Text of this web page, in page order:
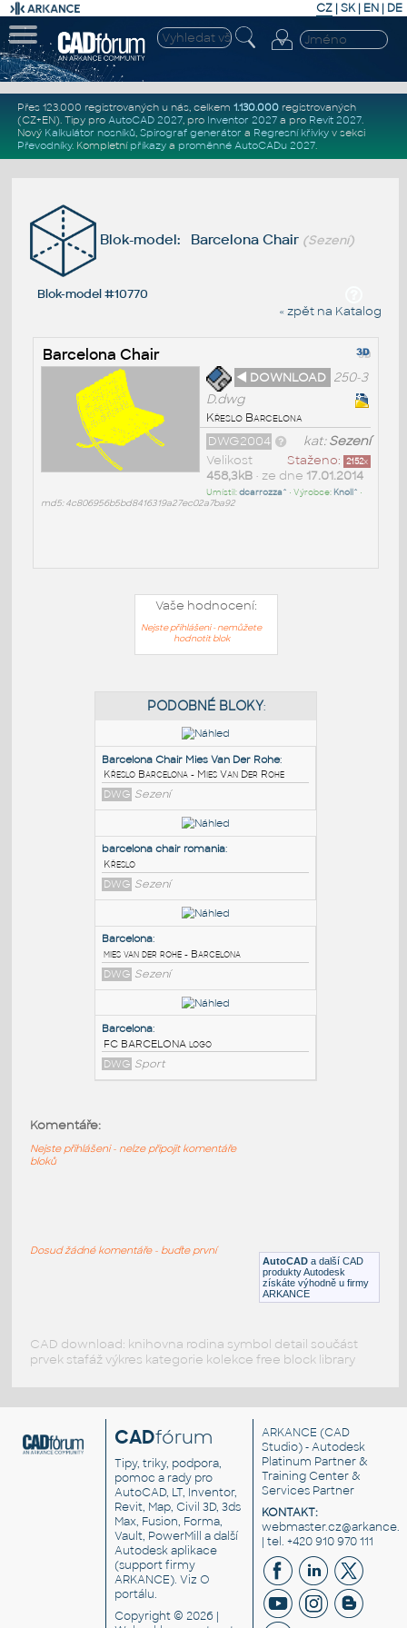
CZ | SK| EN | DE
Přes 123.000 registrovaných u nás, celkem 1.130.000registrovaných
(CZ+EN). Tipy pro AutoCAD 2027, pro Inventor 2027a pro Revit 2027.
Nový Kalkulátor nosníků, Spirograf generátor a Regresní křivkyv sekci
Převodníky. Kompletní příkazya proměnné AutoCADu 2027.
Blok-model: Barcelona Chair (Sezení)
Blok-model #10770
« zpět na Katalog
Barcelona Chair
◄ DOWNLOAD 250-3
D.dwg
Křeslo Barcelona
kat:Sezení
DWG2004
Staženo: 2152x
Velikost
458,3kB• ze dne 17.01.2014
Umístil:dcarrozza^ • Výrobce: Knoll^ •
md5: 4c806956b5bd8416319a27ec02a7ba92
Vaše hodnocení:
Nejste přihlášeni - nemůžete
hodnotit blok
PODOBNÉ BLOKY
Barcelona Chair Mies Van Der Rohe
Křeslo Barcelona - Mies Van Der Rohe
DWG
barcelona chair romania
Křeslo
DWG Sezení
DWG Sezení
DWG Sport
AutoCAD a další CAD
produkty Autodesk
získáte výhodně u firmy
ARKANCE
Komentáře:
Nejste přihlášeni - nelze připojit komentáře
bloků
Dosud žádné komentáře - buďte první
CAD download: knihovna rodina symbol detail součást
prvek stafáž výkres kategorie kolekce free block library
CADfórum
Tipy, triky, podpora,
pomoc a rady pro
AutoCAD, LT, Inventor,
Revit, Map, Civil 3D, 3ds
Max, Fusion, Forma,
Vault, PowerMill a další
Autodesk aplikace
(support firmy
ARKANCE). VizO
portálu.
Copyright © 2026 |
ARKANCE (CAD
Studio) - Autodesk
Platinum Partner &
Training Center &
Services Partner
KONTAKT:
| tel. +420 910 970 111